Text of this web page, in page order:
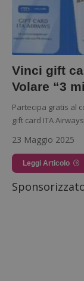
Vinci gift
Volare “3
Partecipa gratis al
gift card ITA
23 Maggio 2025
Leggi Articolo